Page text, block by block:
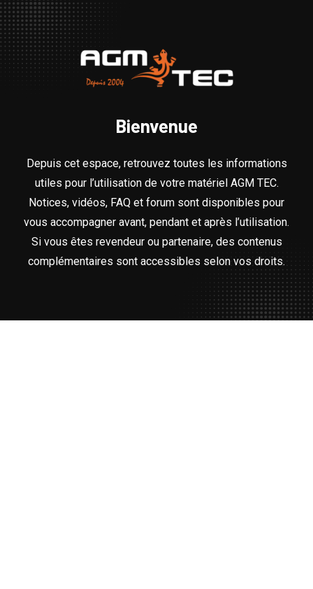
Bienvenue
Depuis cet espace, retrouvez toutes les informations
utiles pour l’utilisation de votre matériel AGM TEC.
Notices, vidéos, FAQ et forum sont disponibles pour
vous accompagner avant, pendant et après l’utilisation.
Si vous êtes revendeur ou partenaire, des contenus
complémentaires sont accessibles selon vos droits.